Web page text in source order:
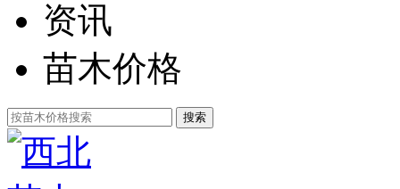
资讯
苗木价格